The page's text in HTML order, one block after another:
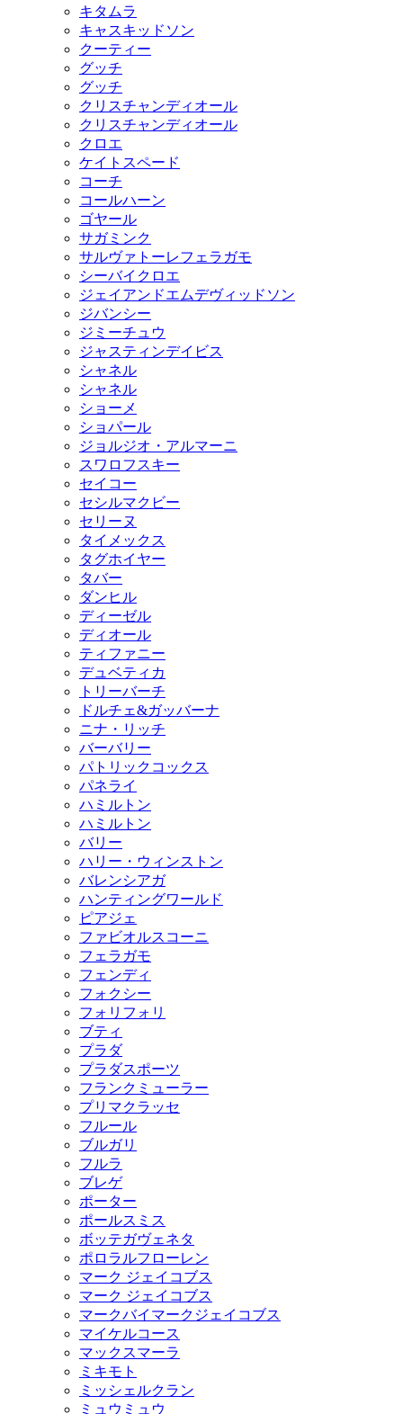
キタムラ
キャスキッドソン
クーティー
グッチ
グッチ
クリスチャンディオール
クリスチャンディオール
クロエ
ケイトスペード
コーチ
コールハーン
ゴヤール
サガミンク
サルヴァトーレフェラガモ
シーバイクロエ
ジェイアンドエムデヴィッドソン
ジバンシー
ジミーチュウ
ジャスティンデイビス
シャネル
シャネル
ショーメ
ショパール
ジョルジオ・アルマーニ
スワロフスキー
セイコー
セシルマクビー
セリーヌ
タイメックス
タグホイヤー
タバー
ダンヒル
ディーゼル
ディオール
ティファニー
デュベティカ
トリーバーチ
ドルチェ&ガッバーナ
ニナ・リッチ
バーバリー
パトリックコックス
パネライ
ハミルトン
ハミルトン
バリー
ハリー・ウィンストン
バレンシアガ
ハンティングワールド
ピアジェ
ファビオルスコーニ
フェラガモ
フェンディ
フォクシー
フォリフォリ
ブティ
プラダ
プラダスポーツ
フランクミューラー
プリマクラッセ
フルール
ブルガリ
フルラ
ブレゲ
ポーター
ポールスミス
ボッテガヴェネタ
ポロラルフローレン
マーク ジェイコブス
マーク ジェイコブス
マークバイマークジェイコブス
マイケルコース
マックスマーラ
ミキモト
ミッシェルクラン
ミュウミュウ